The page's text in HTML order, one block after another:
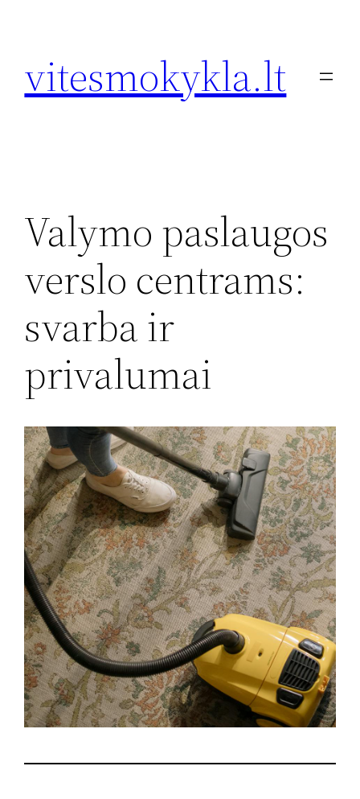
vitesmokykla.lt
Valymo paslaugos
verslo centrams:
svarba ir
privalumai